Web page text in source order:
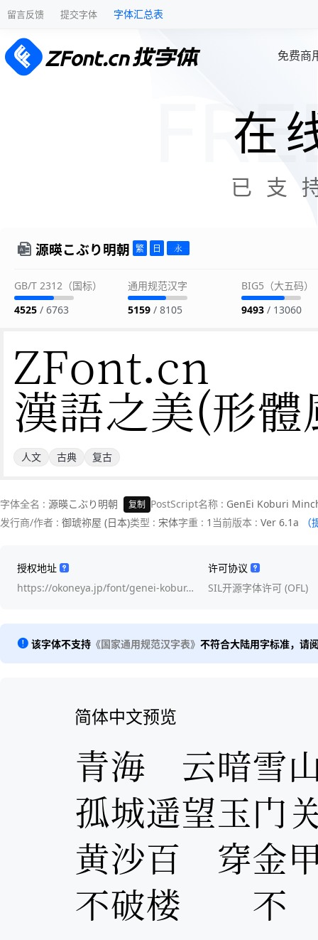
留言反馈 提交字体 字体汇总表
免费商
在
已支
源暎こぶり明朝
GB/T 2312（国标）
4525 / 6763
通用规范汉字
5159 / 8105
BIG5（大五码）
9493 / 13060
ZFont.cn
漢語之美(形體
人文 古典 复古
字体全名 : 源暎こぶり明朝 复制 PostScript名称 : GenEi Koburi
发行商/作者 : 御琥祢屋 (日本)类型 : 宋体字重 : 1 当前版本 : Ver 6.1a
授权地址
https://okoneya.jp/font/genei-kobur…
许可协议
SIL开源字体许可 (OFL)
该字体不支持 《国家通用规范汉字表》 不符合大陆用字标准，请
简体中文预览